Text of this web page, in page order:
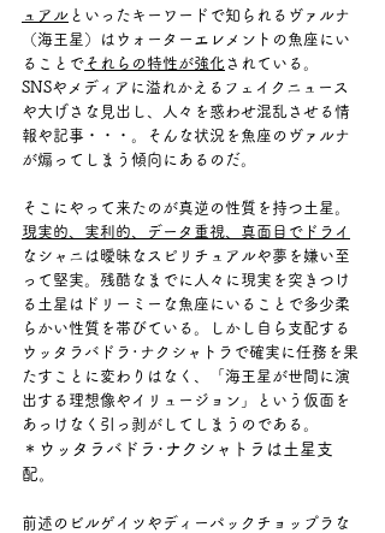
ュアル といったキーワードで知られるヴァルナ
（海王星）はウォーターエレメントの魚座にい
ることで それらの特性が強化 されている。
SNSやメディアに溢れかえるフェイクニュース
や大げさな見出し、人々を惑わせ混乱させる情
報や記事・・・。そんな状況を魚座のヴァルナ
が煽ってしまう傾向にあるのだ。
そこにやって来たのが真逆の性質を持つ土星。
現実的、実利的、データ重視、真面目でドライ
なシャニは曖昧なスピリチュアルや夢を嫌い至
って堅実。残酷なまでに人々に現実を突きつけ
る土星はドリーミーな魚座にいることで多少柔
らかい性質を帯びている。しかし自ら支配する
ウッタラバドラ･ナクシャトラで確実に任務を果
たすことに変わりはなく、「海王星が世間に演
出する理想像やイリュージョン」という仮面を
あっけなく引っ剥がしてしまうのである。
＊ウッタラバドラ･ナクシャトラは土星支
配。
前述のビルゲイツやディーパックチョップラな